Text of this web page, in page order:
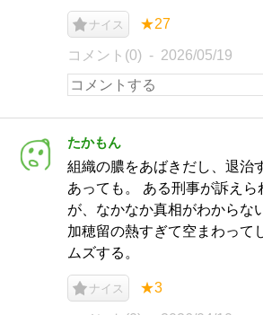
ナイス ★27
コメント(0) 2026/05/19
たかもん
組織の膿をあばきだし、退治
あっても。 ある刑事が訴えら
が、なかなか真相がわからな
加穂留の熱すぎて空まわって
ムズする。
ナイス ★3